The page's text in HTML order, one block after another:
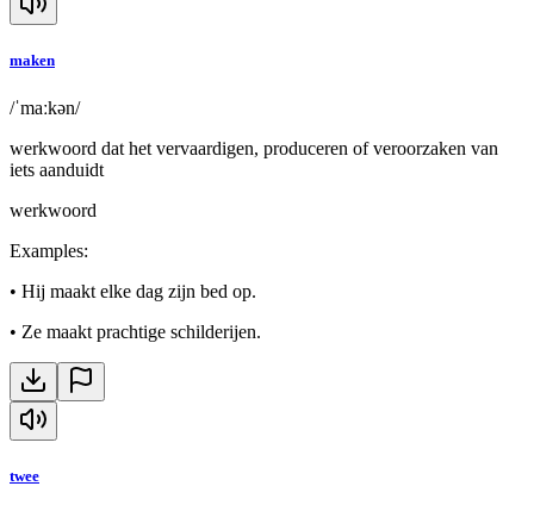
maken
/ˈmaːkən/
werkwoord dat het vervaardigen, produceren of veroorzaken van
iets aanduidt
werkwoord
Examples:
• Hij maakt elke dag zijn bed op.
• Ze maakt prachtige schilderijen.
twee